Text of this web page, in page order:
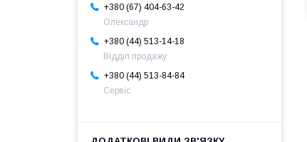
+380 (67) 404-63-42
Олександр
+380 (44) 513-14-18
Відділ продажу
+380 (44) 513-84-84
Сервіс